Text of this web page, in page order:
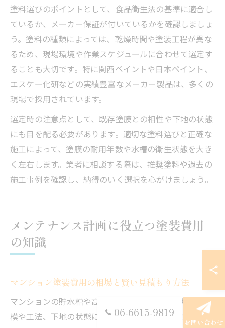
塗料選びのポイントとして、食品衛生法の基準に適合し
ているか、メーカー保証が付いているかを確認しましょ
う。塗料の種類によっては、乾燥時間や塗装工程が異な
るため、現場環境や作業スケジュールに合わせて選定す
ることも大切です。特に関西ペイントや日本ペイント、
エスケー化研などの実績豊富なメーカー製品は、多くの
現場で採用されています。
選定時の注意点として、既存塗膜との相性や下地の状態
にも目を配る必要があります。適切な塗料選びと正確な
施工によって、塗膜の耐用年数や水槽の衛生状態を大き
く左右します。業者に相談する際は、推奨塗料や過去の
施工事例を確認し、納得のいく選択を心がけましょう。
メンテナンス計画に役立つ塗装費用
の知識
マンション塗装費用の相場と賢い見積もり方法
マンションの貯水槽や高架水槽塗装にかかる費用は、規
模や工法、下地の状態によって大きく異なります。一般
06-6615-9819
お問い合わせ